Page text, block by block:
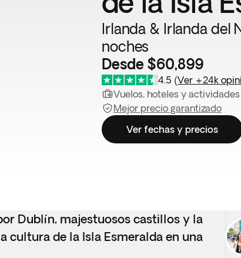
Irlanda & Irlanda del
noches
Desde $60,899
4.5 (Ver +24k
Vuelos, hoteles y
Mejor precio garantizado
Ver fechas y precios
Dublín, majestuosos castillos y la
cultura de la Isla Esmeralda en una